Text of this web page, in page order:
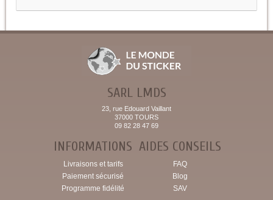
SARL LMDS
23, rue Edouard Vaillant
37000 TOURS
09 82 28 47 69
INFORMATIONS
Livraisons et tarifs
Paiement sécurisé
Programme fidélité
AIDES CONSEILS
FAQ
Blog
SAV